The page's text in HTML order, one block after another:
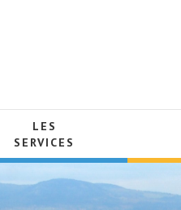
LES
SERVICES